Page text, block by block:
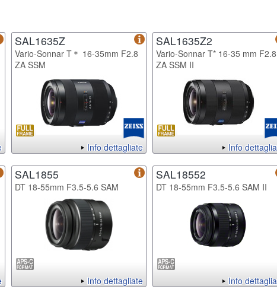
SAL1635Z
Vario-Sonnar T＊ 16-35mm F2.8
ZA SSM
Info dettagliate
SAL1635Z2
Vario-Sonnar T* 16-35 mm F2.8
ZA SSM II
Info
SAL1855
DT 18-55mm F3.5-5.6 SAM
Info dettagliate
SAL18552
DT 18-55mm F3.5-5.6 SAM II
Info